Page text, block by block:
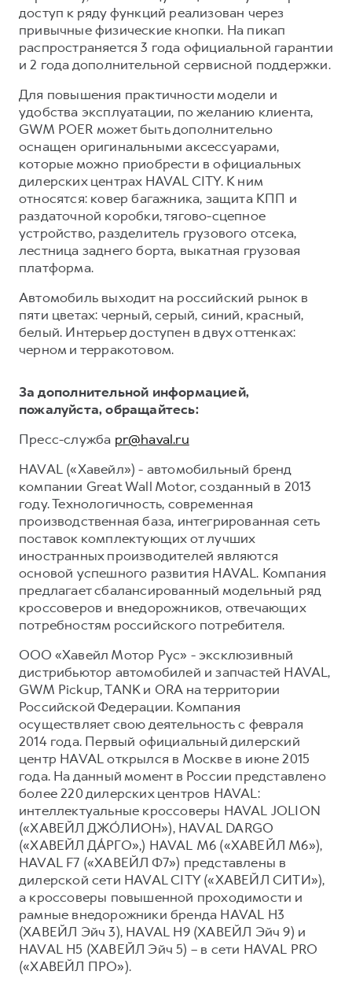
доступ к ряду функций реализован через
привычные физические кнопки. На пикап
распространяется 3 года официальной гарантии
и 2 года дополнительной сервисной поддержки.
Для повышения практичности модели и
удобства эксплуатации, по желанию клиента,
GWM POER может быть дополнительно
оснащен оригинальными аксессуарами,
которые можно приобрести в официальных
дилерских центрах HAVAL CITY. К ним
относятся: ковер багажника, защита КПП и
раздаточной коробки, тягово-сцепное
устройство, разделитель грузового отсека,
лестница заднего борта, выкатная грузовая
платформа.
Автомобиль выходит на российский рынок в
пяти цветах: черный, серый, синий, красный,
белый. Интерьер доступен в двух оттенках:
черном и терракотовом.
За дополнительной информацией,
пожалуйста, обращайтесь:
Пресс-служба pr@haval.ru
HAVAL («Хавейл») - автомобильный бренд
компании Great Wall Motor, созданный в 2013
году. Технологичность, современная
производственная база, интегрированная сеть
поставок комплектующих от лучших
иностранных производителей являются
основой успешного развития HAVAL. Компания
предлагает сбалансированный модельный ряд
кроссоверов и внедорожников, отвечающих
потребностям российского потребителя.
ООО «Хавейл Мотор Рус» - эксклюзивный
дистрибьютор автомобилей и запчастей HAVAL,
GWM Pickup, TANK и ORA на территории
Российской Федерации. Компания
осуществляет свою деятельность с февраля
2014 года. Первый официальный дилерский
центр HAVAL открылся в Москве в июне 2015
года. На данный момент в России представлено
более 220 дилерских центров HAVAL:
интеллектуальные кроссоверы HAVAL JOLION
(«ХАВЕЙЛ ДЖО́ЛИОН»), HAVAL DARGO
(«ХАВЕЙЛ ДА́РГО»,) HAVAL М6 («ХАВЕЙЛ M6»),
HAVAL F7 («ХАВЕЙЛ Ф7») представлены в
дилерской сети HAVAL CITY («ХАВЕЙЛ СИТИ»),
а кроссоверы повышенной проходимости и
рамные внедорожники бренда HAVAL H3
(ХАВЕЙЛ Эйч 3), HAVAL H9 (ХАВЕЙЛ Эйч 9) и
HAVAL H5 (ХАВЕЙЛ Эйч 5) – в сети HAVAL PRO
(«ХАВЕЙЛ ПРО»).